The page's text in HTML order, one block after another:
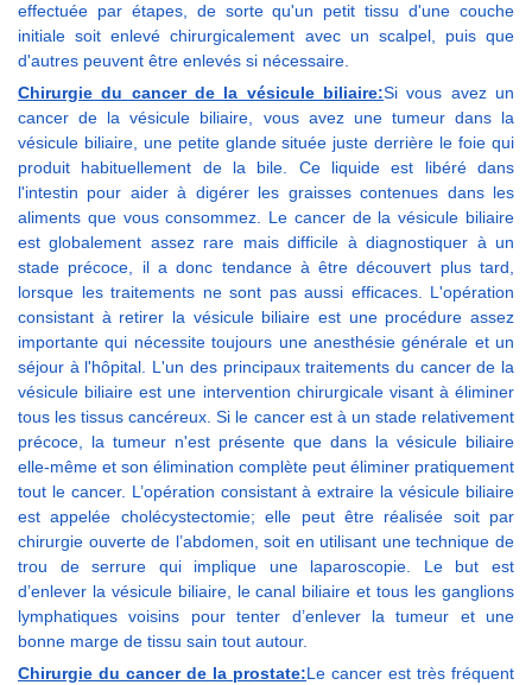
effectuée par étapes, de sorte qu'un petit tissu d'une couche
initiale soit enlevé chirurgicalement avec un scalpel, puis que
d'autres peuvent être enlevés si nécessaire.
Chirurgie du cancer de la vésicule biliaire:Si vous avez un
cancer de la vésicule biliaire, vous avez une tumeur dans la
vésicule biliaire, une petite glande située juste derrière le foie qui
produit habituellement de la bile. Ce liquide est libéré dans
l'intestin pour aider à digérer les graisses contenues dans les
aliments que vous consommez. Le cancer de la vésicule biliaire
est globalement assez rare mais difficile à diagnostiquer à un
stade précoce, il a donc tendance à être découvert plus tard,
lorsque les traitements ne sont pas aussi efficaces. L'opération
consistant à retirer la vésicule biliaire est une procédure assez
importante qui nécessite toujours une anesthésie générale et un
séjour à l'hôpital. L'un des principaux traitements du cancer de la
vésicule biliaire est une intervention chirurgicale visant à éliminer
tous les tissus cancéreux. Si le cancer est à un stade relativement
précoce, la tumeur n'est présente que dans la vésicule biliaire
elle-même et son élimination complète peut éliminer pratiquement
tout le cancer. L’opération consistant à extraire la vésicule biliaire
est appelée cholécystectomie; elle peut être réalisée soit par
chirurgie ouverte de l’abdomen, soit en utilisant une technique de
trou de serrure qui implique une laparoscopie. Le but est
d’enlever la vésicule biliaire, le canal biliaire et tous les ganglions
lymphatiques voisins pour tenter d’enlever la tumeur et une
bonne marge de tissu sain tout autour.
Chirurgie du cancer de la prostate:Le cancer est très fréquent